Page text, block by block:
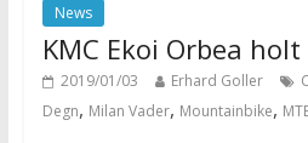
News
KMC Ekoi Orbea
2019/01/03 Erhard Goller
Degn, Milan Vader, Mountainbike,